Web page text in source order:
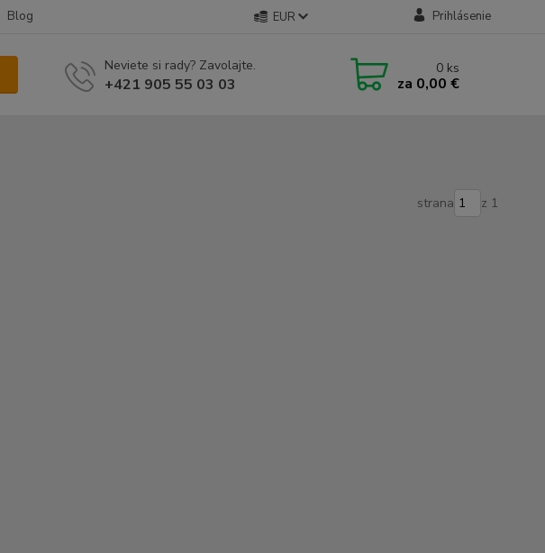
Blog EUR Prihlásenie
Neviete si rady? Zavolajte.
+421 905 55 03 03
0 ks
za 0,00 €
strana z 1